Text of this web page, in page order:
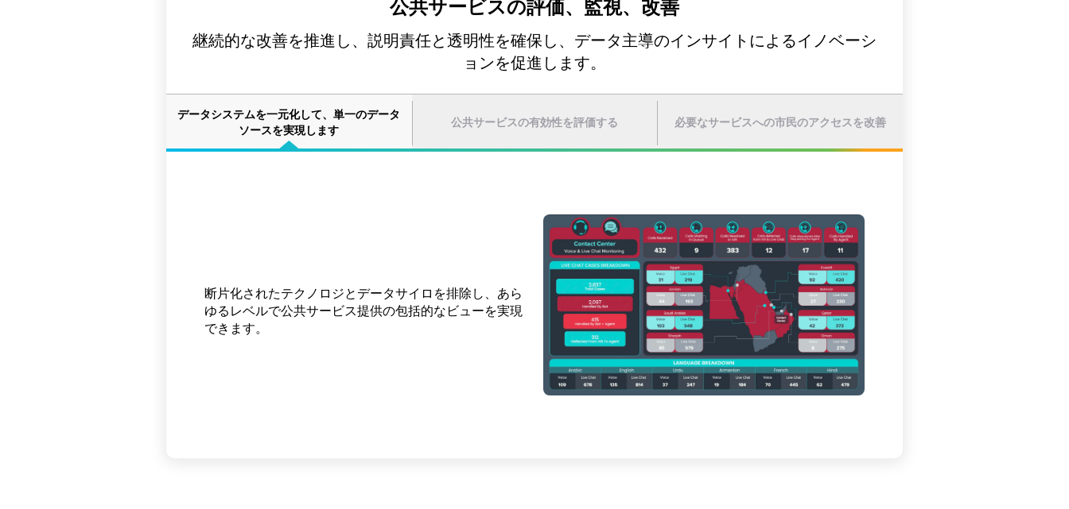
公共サービスの評価、監視、改善
継続的な改善を推進し、説明責任と透明性を確保し、データ主導のインサイトによるイノベーシ
ョンを促進します。
データシステムを一元化して、単一のデータ
ソースを実現します
公共サービスの有効性を評価する 必要なサービスへの市民のアクセスを改善
断片化されたテクノロジとデータサイロを排除し、あら
ゆるレベルで公共サービス提供の包括的なビューを実現
できます。
AI搭載の強力なインサイトエンジンを使用して、公共サ
ービスを測定し、成果を把握し、改善すべき領域を特定
できます。
セルフサービスポータルとデジタルファーストのコミュ
ニケーションチャネルで市民を支援します。重要なサー
ビスや情報にアクセスしやすくなります。